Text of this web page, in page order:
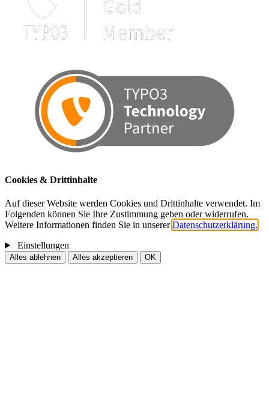
Cookies & Drittinhalte
Auf dieser Website werden Cookies und Drittinhalte verwendet. Im
Folgenden können Sie Ihre Zustimmung geben oder widerrufen.
Weitere Informationen finden Sie in unsererDatenschutzerklärung.
Einstellungen
Alles ablehnen Alles akzeptieren OK